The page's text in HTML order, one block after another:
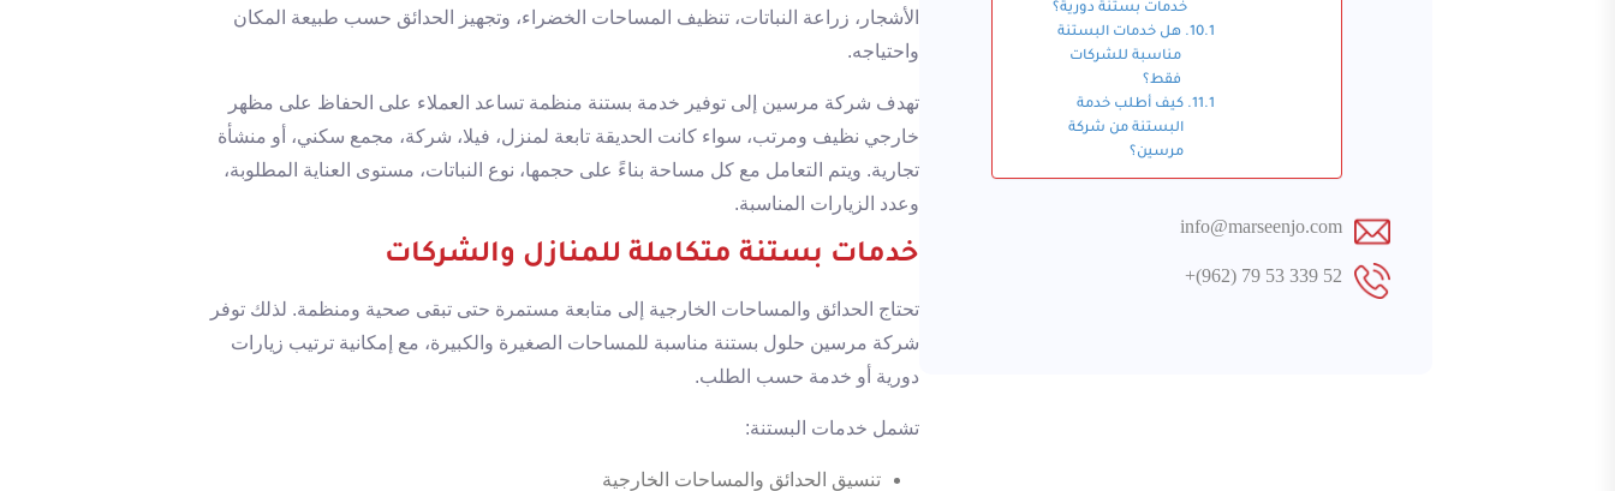
خدمات بستنة دورية؟
هل خدمات البستنة
مناسبة للشركات
فقط؟
كيف أطلب خدمة
البستنة من شركة
مرسين؟
info@marseenjo.com
+(962) 79 53 339 52
الأشجار، زراعة النباتات، تنظيف المساحات الخضراء، وتجهيز الحدائق حسب طبيعة المكان
واحتياجه.
تهدف شركة مرسين إلى توفير خدمة بستنة منظمة تساعد العملاء على الحفاظ على مظهر
خارجي نظيف ومرتب، سواء كانت الحديقة تابعة لمنزل، فيلا، شركة، مجمع سكني، أو منشأة
تجارية. ويتم التعامل مع كل مساحة بناءً على حجمها، نوع النباتات، مستوى العناية المطلوبة،
وعدد الزيارات المناسبة.
خدمات بستنة متكاملة للمنازل والشركات
تحتاج الحدائق والمساحات الخارجية إلى متابعة مستمرة حتى تبقى صحية ومنظمة. لذلك توفر
شركة مرسين حلول بستنة مناسبة للمساحات الصغيرة والكبيرة، مع إمكانية ترتيب زيارات
دورية أو خدمة حسب الطلب.
تشمل خدمات البستنة:
تنسيق الحدائق والمساحات الخارجية